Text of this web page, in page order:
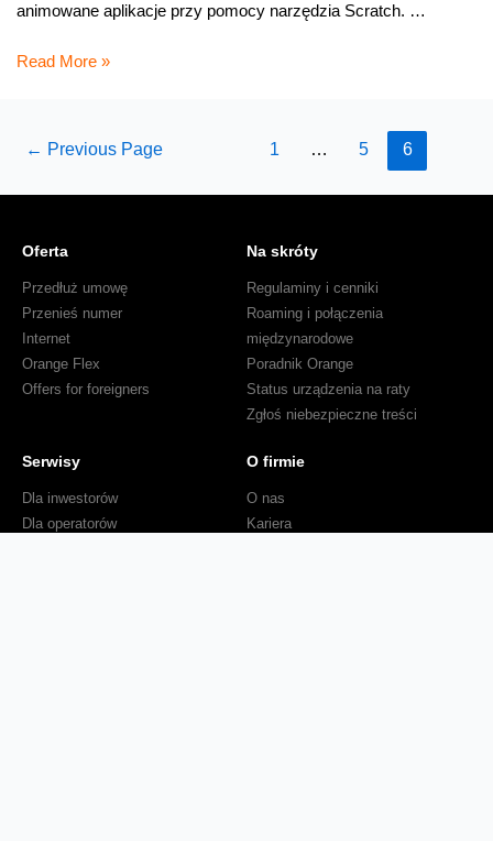
animowane aplikacje przy pomocy narzędzia Scratch. …
##Superkoderzy
Read More »
← Previous Page 1 … 5 6
Oferta
Przedłuż umowę
Przenieś numer
Internet
Orange Flex
Offers for foreigners
Na skróty
Regulaminy i cenniki
Roaming i połączenia
międzynarodowe
Poradnik Orange
Status urządzenia na raty
Zgłoś niebezpieczne treści
Serwisy
Dla inwestorów
Dla operatorów
O firmie
O nas
Kariera